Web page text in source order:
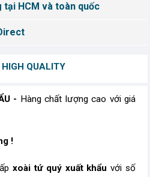
tại HCM và toàn quốc
QUALITY
​​- Hàng chất lượng cao với giá
!
xoài tứ quý xuất khẩu với số